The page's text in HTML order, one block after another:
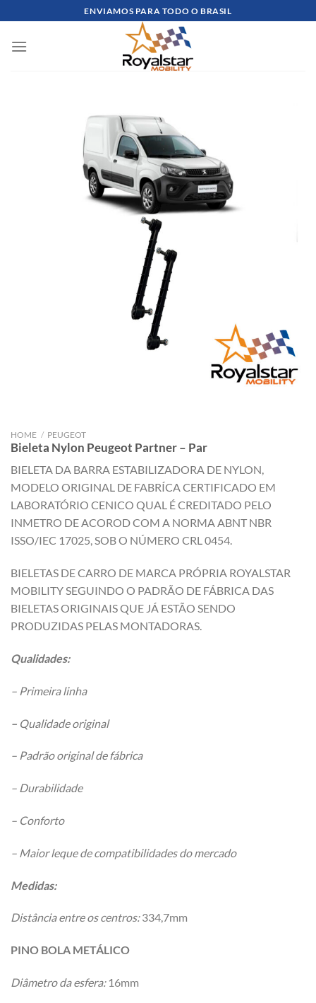
to
content
ENVIAMOS PARA TODO O BRASIL
HOME / PEUGEOT
Bieleta Nylon Peugeot Partner – Par
BIELETA DA BARRA ESTABILIZADORA DE NYLON,
MODELO ORIGINAL DE FABRÍCA CERTIFICADO EM
LABORATÓRIO CENICO QUAL É CREDITADO PELO
INMETRO DE ACOROD COM A NORMA ABNT NBR
ISSO/IEC 17025, SOB O NÚMERO CRL 0454.
BIELETAS DE CARRO DE MARCA PRÓPRIA ROYALSTAR
MOBILITY SEGUINDO O PADRÃO DE FÁBRICA DAS
BIELETAS ORIGINAIS QUE JÁ ESTÃO SENDO
PRODUZIDAS PELAS MONTADORAS.
Qualidades:
– Primeira linha
– Qualidade original
– Padrão original de fábrica
– Durabilidade
– Conforto
– Maior leque de compatibilidades do mercado
Medidas:
Distância entre os centros:334,7mm
PINO BOLA METÁLICO
Diâmetro da esfera:16mm